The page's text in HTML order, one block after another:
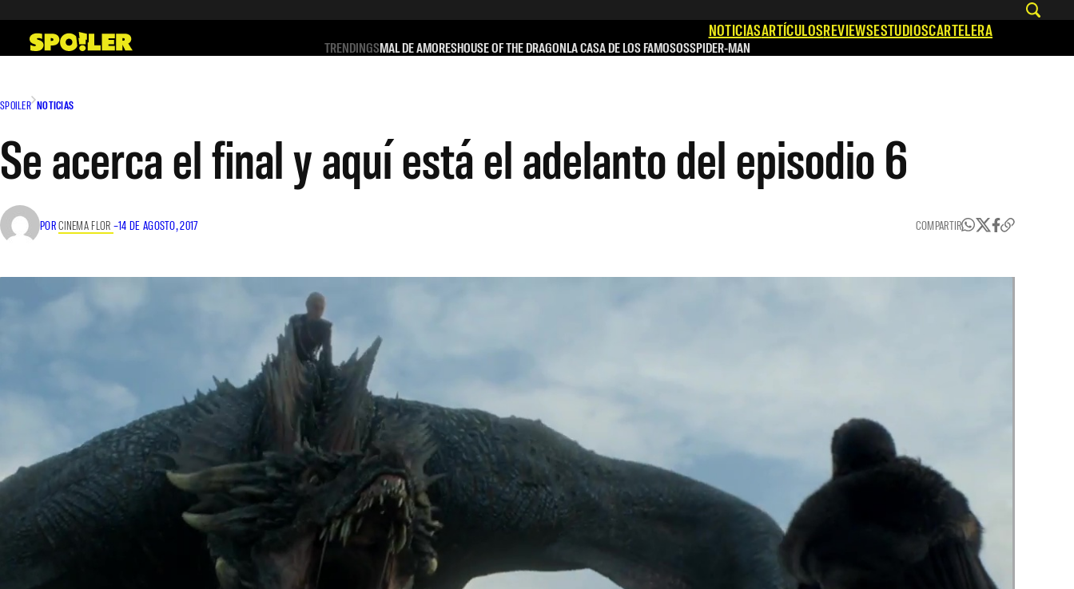
contenido
NOTICIASARTÍCULOSREVIEWSESTUDIOSCARTELERA
TRENDINGSMAL DE AMORESHOUSE OF THE DRAGONLA CASA DE LOS FAMOSOSSPIDER-MAN
SPOILER NOTICIAS
Se acerca el final y aquí está el adelanto del episodio 6
PORCINEMA FLOR –14 DE AGOSTO, 2017 COMPARTIR